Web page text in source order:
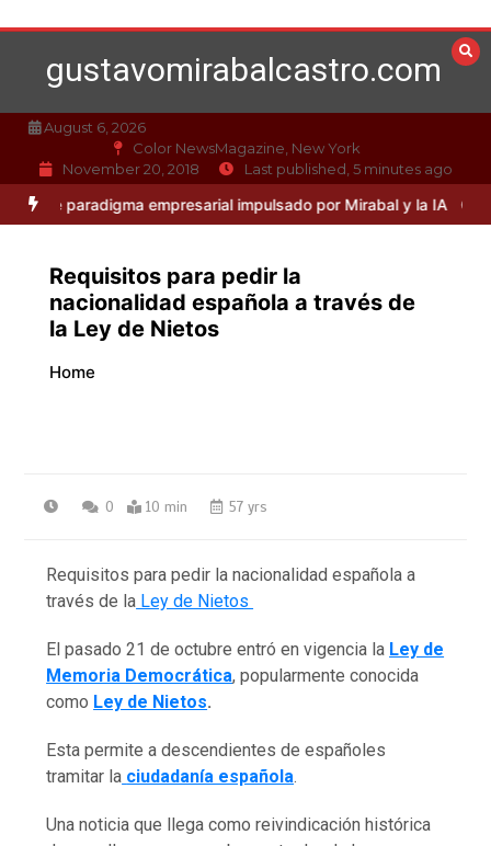
to
contentgustavomirabalcastro.com
August 6, 2026
Color NewsMagazine, New York
November 20, 2018
Last published, 5 minutes ago
empresarial impulsado por Mirabal y la IA Caso
Requisitos para pedir la
nacionalidad española a través de
la Ley de Nietos
Home
0 10 min 57 yrs
Requisitos para pedir la nacionalidad española a
través de la Ley de Nietos
El pasado 21 de octubre entró en vigencia la Ley de
Memoria Democrática, popularmente conocida
como Ley de Nietos.
Esta permite a descendientes de españoles
tramitar la ciudadanía española.
Una noticia que llega como reivindicación histórica